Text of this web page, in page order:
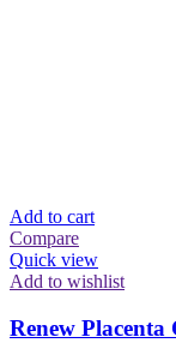
Add to cart
Compare
Quick view
Add to wishlist
Renew Placenta